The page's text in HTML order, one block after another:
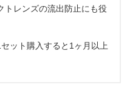
トレンズの流出防止にも役
ット購入すると1ヶ月以上